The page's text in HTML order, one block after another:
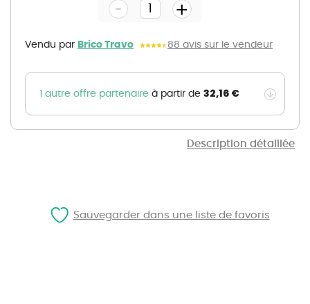
Description détaillée
gallery
Vendu par Brico Travo 88 avis sur le vendeur
- +
1 autre offre partenaire à partir de 32,16 €
Sauvegarder dans une liste de favoris